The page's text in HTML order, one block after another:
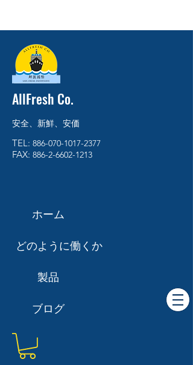
AllFresh Co.
安全、新鮮、安価
TEL: 886-070-1017-2377
FAX: 886-2-6602-1213
ホーム
どのように働くか
製品
ブログ